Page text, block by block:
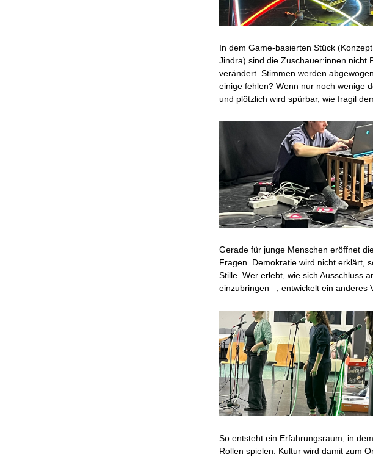
In dem Game-basierten Stück
Jindra) sind die Zuschauer:innen nicht
verändert. Stimmen werden
einige fehlen? Wenn nur noch wenige
und plötzlich wird spürbar, wie fragil
Gerade für junge Menschen eröffnet
Fragen. Demokratie wird nicht erklärt,
Stille. Wer erlebt, wie sich Ausschluss
einzubringen –, entwickelt ein anderes
So entsteht ein Erfahrungsraum, in
Rollen spielen. Kultur wird damit zum